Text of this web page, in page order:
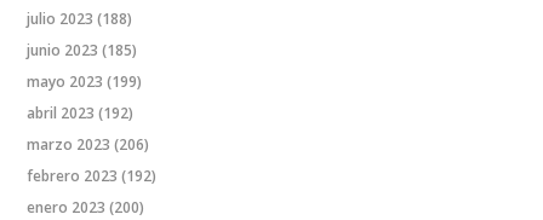
julio 2023 (188)
junio 2023 (185)
mayo 2023 (199)
abril 2023 (192)
marzo 2023 (206)
febrero 2023 (192)
enero 2023 (200)